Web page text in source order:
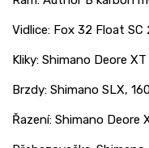
Vidlice: Fox 32 Float SC
Kliky: Shimano Deore
Brzdy: Shimano SLX,
Řazení: Shimano Deore